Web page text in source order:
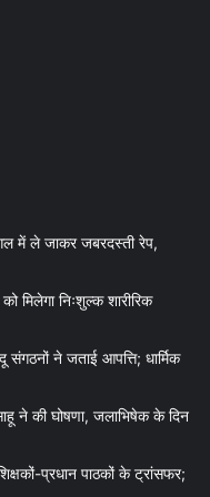
में ले जाकर जबरदस्ती रेप,
को मिलेगा निःशुल्क शारीरिक
संगठनों ने जताई आपत्ति; धार्मिक
ने की घोषणा, जलाभिषेक के दिन
प्रधान पाठकों के ट्रांसफर;